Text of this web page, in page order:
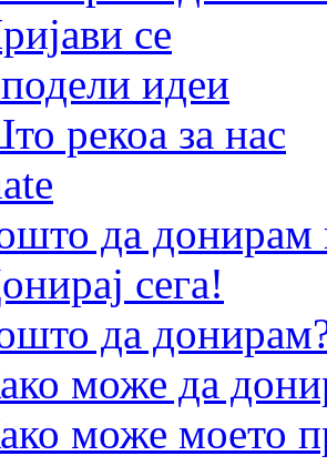
се
идеи
рекоа за нас
да
сега!
да
може да
може моето